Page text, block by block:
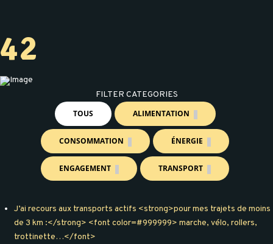
42
FILTER CATEGORIES
TOUS
ALIMENTATION
CONSOMMATION ÉNERGIE
ENGAGEMENT TRANSPORT
J’ai recours aux transports actifs <strong>pour mes trajets de moins
de 3 km :</strong> <font color=#999999> marche, vélo, rollers,
trottinette…</font>